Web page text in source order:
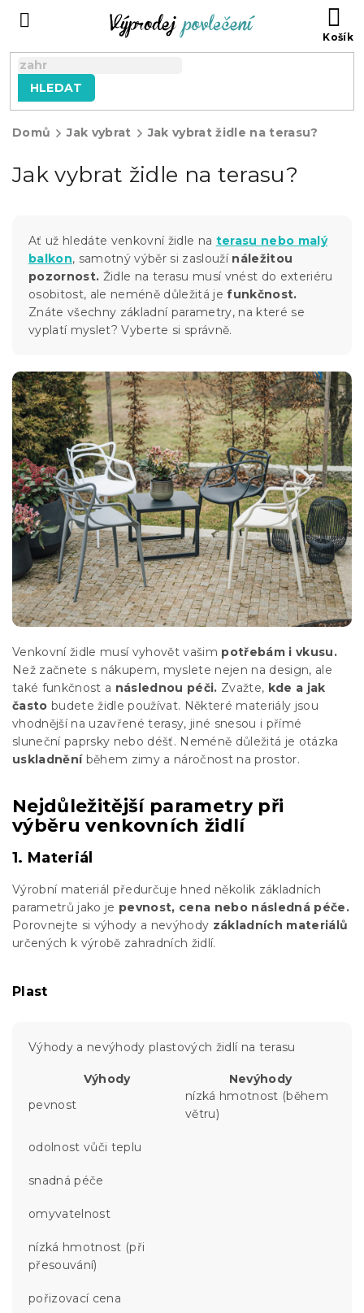
HLEDAT
Domů Jak vybrat Jak vybrat židle na terasu?
Jak vybrat židle na terasu?
Ať už hledáte venkovní židle na terasu nebo malý
balkon, samotný výběr si zaslouží náležitou
pozornost. Židle na terasu musí vnést do exteriéru
osobitost, ale neméně důležitá jefunkčnost.
Znáte všechny základní parametry, na které se
vyplatí myslet? Vyberte si správně.
Venkovní židle musí vyhovět vašim potřebám i vkusu.
Než začnete s nákupem, myslete nejen na design, ale
také funkčnost a následnou péči. Zvažte, kde a jak
často budete židle používat. Některé materiály jsou
vhodnější na uzavřené terasy, jiné snesou i přímé
sluneční paprsky nebo déšť. Neméně důležitá je otázka
uskladněníběhem zimy a náročnost na prostor.
Nejdůležitější parametry při
výběru venkovních židlí
1. Materiál
Výrobní materiál předurčuje hned několik základních
parametrů jako je pevnost, cena nebo následná péče.
Porovnejte si výhody a nevýhody základních materiálů
určených k výrobě zahradních židlí.
Plast
Výhody a nevýhody plastových židlí na terasu
Výhody
Nevýhody
pevnost
nízká hmotnost (během
větru)
odolnost vůči teplu
snadná péče
omyvatelnost
nízká hmotnost (při
přesouvání)
pořizovací cena